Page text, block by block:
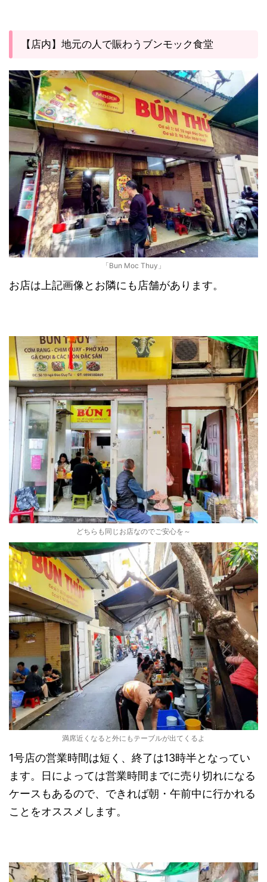
【店内】地元の人で賑わうブンモック食堂
「Bun Moc Thuy」
お店は上記画像とお隣にも店舗があります。
どちらも同じお店なのでご安心を～
満席近くなると外にもテーブルが出てくるよ
1号店の営業時間は短く、終了は13時半となってい
ます。日によっては営業時間までに売り切れになる
ケースもあるので、できれば朝・午前中に行かれる
ことをオススメします。